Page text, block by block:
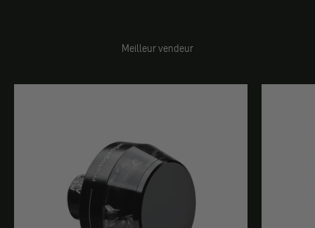
Meilleur vendeur